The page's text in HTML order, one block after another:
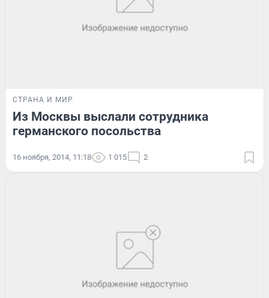
СТРАНА И МИР
Из Москвы выслали сотрудника
германского посольства
16 ноября, 2014, 11:18 1 015 2